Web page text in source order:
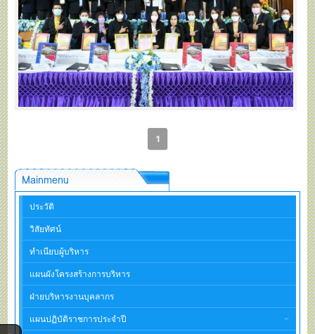
1
Mainmenu
ประวัติ
วิสัยทัศน์
ทำเนียบผู้บริหาร
แผนผังโครงสร้างการบริหาร
ฝ่ายบริหารงานบุคลากร
แผนปฏิบัติราชการประจำปี